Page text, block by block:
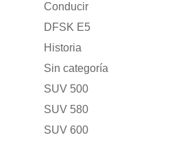
Conducir
DFSK E5
Historia
Sin categoría
SUV 500
SUV 580
SUV 600